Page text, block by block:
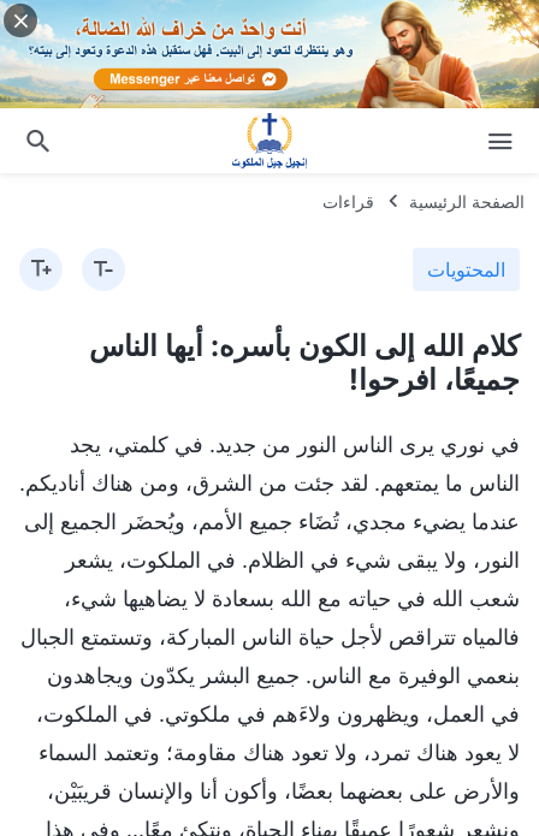
الصفحة الرئيسية قراءات
المحتويات
كلام الله إلى الكون بأسره: أيها الناس
جميعًا، افرحوا!
في نوري يرى الناس النور من جديد. في كلمتي، يجد
الناس ما يمتعهم. لقد جئت من الشرق، ومن هناك أناديكم.
عندما يضيء مجدي، تُضَاء جميع الأمم، ويُحضَر الجميع إلى
النور، ولا يبقى شيء في الظلام. في الملكوت، يشعر
شعب الله في حياته مع الله بسعادة لا يضاهيها شيء،
فالمياه تتراقص لأجل حياة الناس المباركة، وتستمتع الجبال
بنعمي الوفيرة مع الناس. جميع البشر يكدّون ويجاهدون
في العمل، ويظهرون ولاءَهم في ملكوتي. في الملكوت،
لا يعود هناك تمرد، ولا تعود هناك مقاومة؛ وتعتمد السماء
والأرض على بعضهما بعضًا، وأكون أنا والإنسان قريبَيْن،
ونشعر شعورًا عميقًا بهناء الحياة، ونتكئ معًا... وفي هذا